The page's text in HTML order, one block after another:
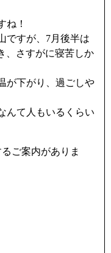
ね！
ですが、7月後半は
、さすがに寝苦しか
が下がり、過ごしや
んて人もいるくらい
ご案内がありま